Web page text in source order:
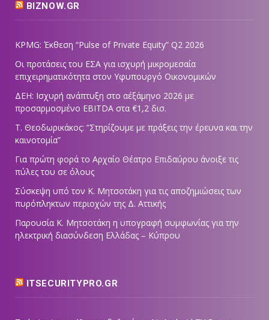
BIZNOW.GR
KPMG: Έκθεση “Pulse of Private Equity” Q2 2026
Οι προτάσεις του ΕΣΑ για ισχυρή μικρομεσαία
επιχειρηματικότητα στον Υφυπουργό Οικονομικών
ΔΕΗ: Ισχυρή ανάπτυξη στο α΄εξάμηνο 2026 με
προσαρμοσμένο EBITDA στα €1,2 δισ.
Τ. Θεοδωρικάκος: “Στηρίζουμε με πράξεις την έρευνα και την
καινοτομία”
Για πρώτη φορά το Αρχαίο Θέατρο Επιδαύρου άνοιξε τις
πύλες του σε όλους
Σύσκεψη υπό τον Κ. Μητσοτάκη για τις αποζημιώσεις των
πυρόπληκτων περιοχών της Δ. Αττικής
Παρουσία Κ. Μητσοτάκη η υπογραφή συμφωνίας για την
ηλεκτρική διασύνδεση Ελλάδας – Κύπρου
ITSECURITYPRO.GR